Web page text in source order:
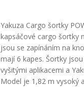
Yakuza Cargo šortky
kapsáčové cargo šortky
jsou se zapínáním na
mají 6 kapes. Šortky
vyšitými aplikacemi a
Model je 1,82 m vysoký